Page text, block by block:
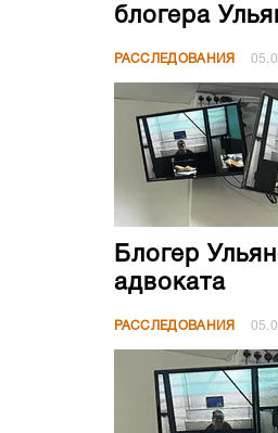
блогера
РАССЛЕДОВАНИЯ
Блогер
адвоката
РАССЛЕДОВАНИЯ